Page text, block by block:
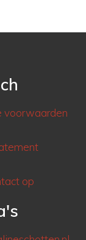
voorwaarden
op